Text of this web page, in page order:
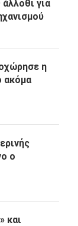
για
η
ακόμα
ο
και